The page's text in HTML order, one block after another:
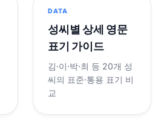
DATA
성씨별 상세 영문
표기 가이드
김·이·박·최 등 20개 성
씨의 표준·통용 표기 비
교